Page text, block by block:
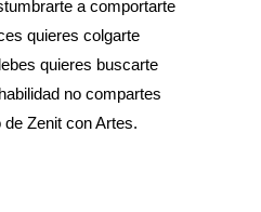
a comportarte
quieres colgarte
quieres buscarte
no compartes
Zenit con Artes.